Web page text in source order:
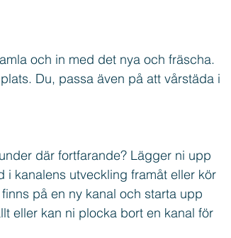
och in med det nya och fräscha.
Du, passa även på att vårstäda i
där fortfarande? Lägger ni upp
i kanalens utveckling framåt eller kör
på en ny kanal och starta upp
eller kan ni plocka bort en kanal för